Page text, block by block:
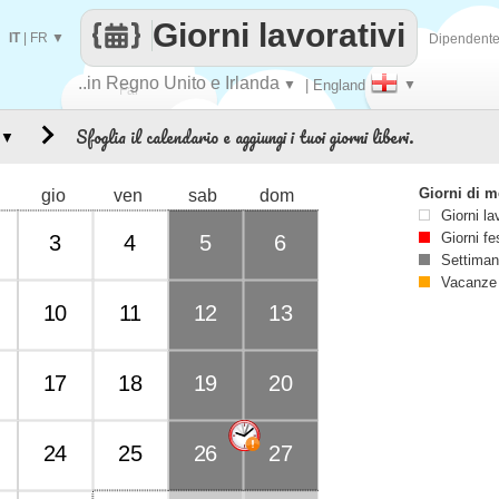
Fai
..in Regno Unito e Irlanda ▼ | England ▼
Giorni lavorativi
IT| FR ▼
Sfoglia il calendario e aggiungi i tuoi giorni liberi.
gio ven sab dom
3 4 5 6
10 11 12 13
17 18 19 20
24 25 26 27
▼
Giorni di
Giorni
Giorni
Vacanze